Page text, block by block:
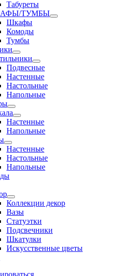
Табуреты
ТУМБЫ
Шкафы
Комоды
Тумбы
Подвесные
Настенные
Настольные
Напольные
Настенные
Напольные
Настенные
Настольные
Напольные
Коллекции декор
Вазы
Статуэтки
Подсвечники
Шкатулки
Искусственные цветы